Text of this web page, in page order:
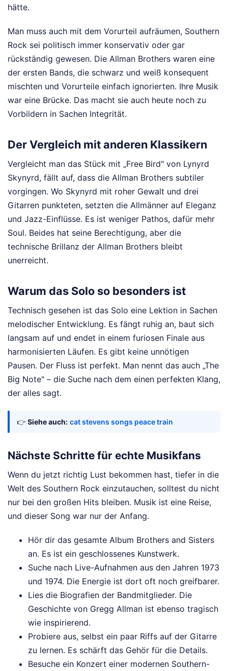
hätte.
Man muss auch mit dem Vorurteil aufräumen, Southern
Rock sei politisch immer konservativ oder gar
rückständig gewesen. Die Allman Brothers waren eine
der ersten Bands, die schwarz und weiß konsequent
mischten und Vorurteile einfach ignorierten. Ihre Musik
war eine Brücke. Das macht sie auch heute noch zu
Vorbildern in Sachen Integrität.
Der Vergleich mit anderen Klassikern
Vergleicht man das Stück mit „Free Bird" von Lynyrd
Skynyrd, fällt auf, dass die Allman Brothers subtiler
vorgingen. Wo Skynyrd mit roher Gewalt und drei
Gitarren punkteten, setzten die Allmänner auf Eleganz
und Jazz-Einflüsse. Es ist weniger Pathos, dafür mehr
Soul. Beides hat seine Berechtigung, aber die
technische Brillanz der Allman Brothers bleibt
unerreicht.
Warum das Solo so besonders ist
Technisch gesehen ist das Solo eine Lektion in Sachen
melodischer Entwicklung. Es fängt ruhig an, baut sich
langsam auf und endet in einem furiosen Finale aus
harmonisierten Läufen. Es gibt keine unnötigen
Pausen. Der Fluss ist perfekt. Man nennt das auch „The
Big Note" – die Suche nach dem einen perfekten Klang,
der alles sagt.
👉 Siehe auch: cat stevens songs peace train
Nächste Schritte für echte Musikfans
Wenn du jetzt richtig Lust bekommen hast, tiefer in die
Welt des Southern Rock einzutauchen, solltest du nicht
nur bei den großen Hits bleiben. Musik ist eine Reise,
und dieser Song war nur der Anfang.
Hör dir das gesamte Album Brothers and Sisters
an. Es ist ein geschlossenes Kunstwerk.
Suche nach Live-Aufnahmen aus den Jahren 1973
und 1974. Die Energie ist dort oft noch greifbarer.
Lies die Biografien der Bandmitglieder. Die
Geschichte von Gregg Allman ist ebenso tragisch
wie inspirierend.
Probiere aus, selbst ein paar Riffs auf der Gitarre
zu lernen. Es schärft das Gehör für die Details.
Besuche ein Konzert einer modernen Southern-